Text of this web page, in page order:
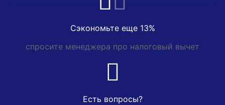
Сэкономьте еще 13%
спросите менеджера про налоговый вычет
Есть вопросы?